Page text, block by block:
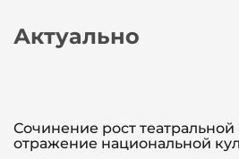
Актуально
Сочинение рост
отражение национальной